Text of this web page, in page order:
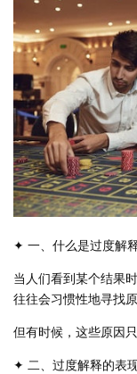
✦ 一、什么是过度解
当人们看到某个结果时
往往会习惯性地寻找原
但有时候，这些原因
✦ 二、过度解释的表